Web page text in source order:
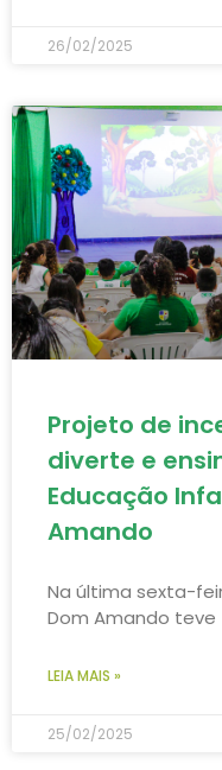
26/02/2025
Projeto de
diverte e
Educação
Amando
Na última sexta-
Dom Amando teve
LEIA MAIS »
25/02/2025